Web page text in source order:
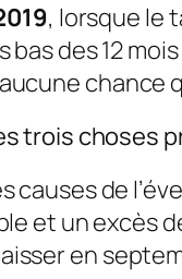
, lorsque le
bas des 12
chance
trois choses
causes de
et un excès
en